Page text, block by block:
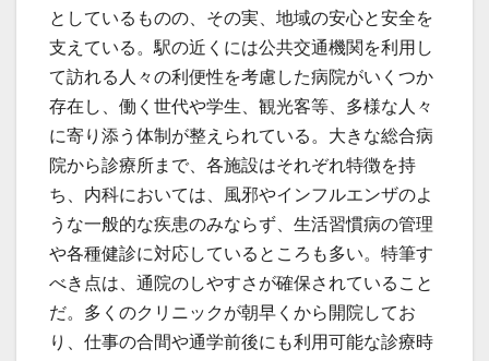
としているものの、その実、地域の安心と安全を
支えている。駅の近くには公共交通機関を利用し
て訪れる人々の利便性を考慮した病院がいくつか
存在し、働く世代や学生、観光客等、多様な人々
に寄り添う体制が整えられている。大きな総合病
院から診療所まで、各施設はそれぞれ特徴を持
ち、内科においては、風邪やインフルエンザのよ
うな一般的な疾患のみならず、生活習慣病の管理
や各種健診に対応しているところも多い。特筆す
べき点は、通院のしやすさが確保されていること
だ。多くのクリニックが朝早くから開院してお
り、仕事の合間や通学前後にも利用可能な診療時